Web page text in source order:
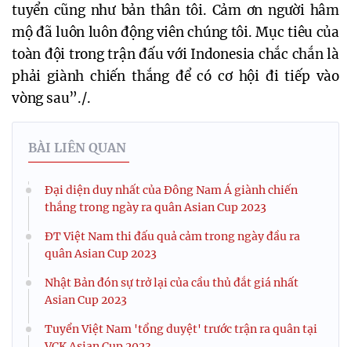
tuyển cũng như bản thân tôi. Cảm ơn người hâm
mộ đã luôn luôn động viên chúng tôi. Mục tiêu của
toàn đội trong trận đấu với Indonesia chắc chắn là
phải giành chiến thắng để có cơ hội đi tiếp vào
vòng sau”./.
BÀI LIÊN QUAN
Đại diện duy nhất của Đông Nam Á giành chiến
thắng trong ngày ra quân Asian Cup 2023
ĐT Việt Nam thi đấu quả cảm trong ngày đầu ra
quân Asian Cup 2023
Nhật Bản đón sự trở lại của cầu thủ đắt giá nhất
Asian Cup 2023
Tuyển Việt Nam 'tổng duyệt' trước trận ra quân tại